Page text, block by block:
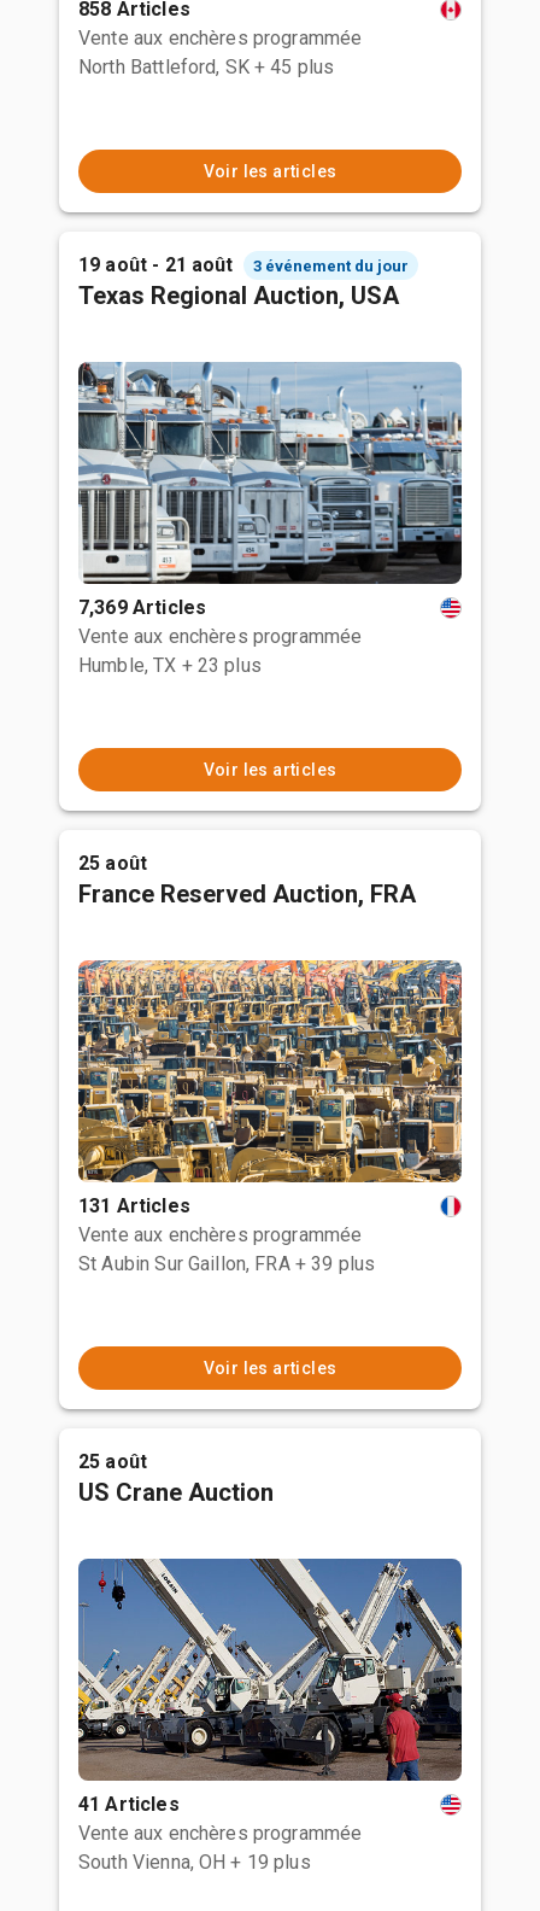
858 Articles
Vente aux enchères programmée
North Battleford, SK + 45 plus
Voir les articles
19 août - 21 août 3 événement du jour
Texas Regional Auction, USA
7,369 Articles
Vente aux enchères programmée
Humble, TX + 23 plus
Voir les articles
25 août
France Reserved Auction, FRA
131 Articles
Vente aux enchères programmée
St Aubin Sur Gaillon, FRA + 39 plus
Voir les articles
25 août
US Crane Auction
41 Articles
Vente aux enchères programmée
South Vienna, OH + 19 plus